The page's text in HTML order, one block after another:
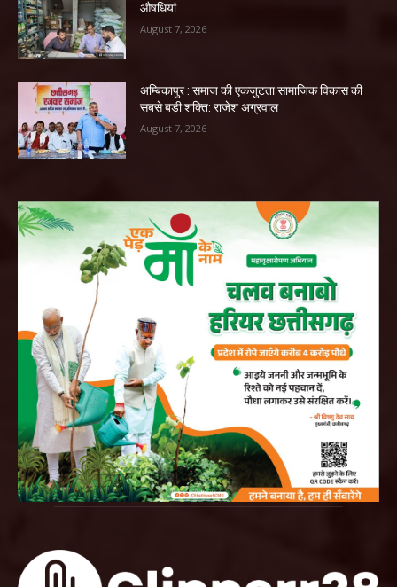
औषधियां
August 7, 2026
अम्बिकापुर : समाज की एकजुटता सामाजिक विकास की
सबसे बड़ी शक्ति: राजेश अग्रवाल
August 7, 2026